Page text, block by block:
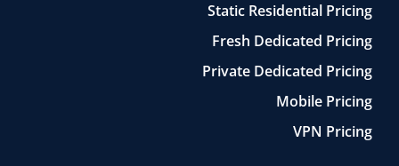
Static Residential Pricing
Fresh Dedicated Pricing
Private Dedicated Pricing
Mobile Pricing
VPN Pricing